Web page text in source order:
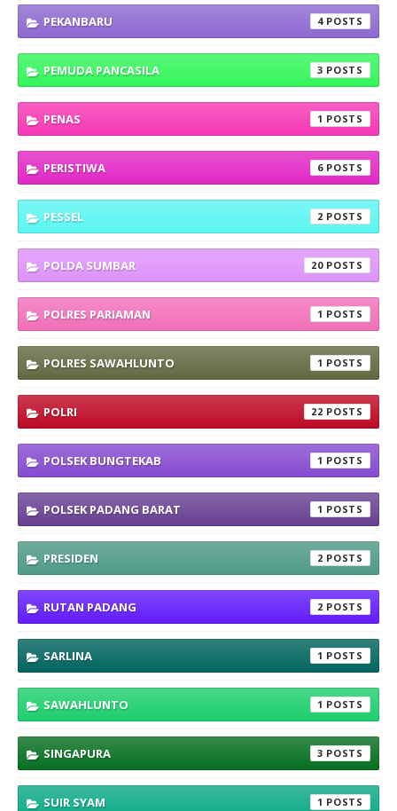
PEKANBARU 4
PEMUDA PANCASILA 3
PENAS 1
PERISTIWA 6
PESSEL 2
POLDA SUMBAR 20
POLRES PARIAMAN 1
POLRES SAWAHLUNTO 1
POLRI 22
POLSEK BUNGTEKAB 1
POLSEK PADANG BARAT 1
PRESIDEN 2
RUTAN PADANG 2
SARLINA 1
SAWAHLUNTO 1
SINGAPURA 3
SUIR SYAM 1